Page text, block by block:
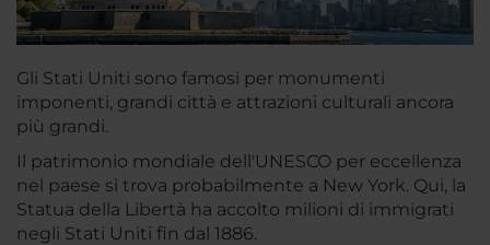
Gli Stati Uniti sono famosi per monumenti
imponenti, grandi città e attrazioni culturali ancora
più grandi.
Il patrimonio mondiale dell'UNESCO per eccellenza
nel paese si trova probabilmente a New York. Qui, la
Statua della Libertà ha accolto milioni di immigrati
negli Stati Uniti fin dal 1886.